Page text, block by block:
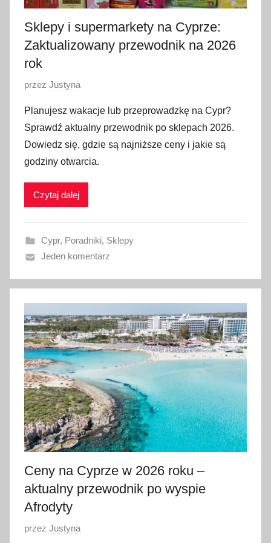
6
Sklepy i supermarkety na Cyprze:
Zaktualizowany przewodnik na 2026
rok
O
u
b
l
i
w
n
o
9
l
u
t
e
g
o
2
0
2
6
przez Justyna
Planujesz wakacje lub przeprowadzkę na Cypr?
Sprawdź aktualny przewodnik po sklepach 2026.
Dowiedz się, gdzie są najniższe ceny i jakie są
godziny otwarcia.
Czytaj dalej
Cypr, Poradniki, Sklepy
Jeden komentarz
Ceny na Cyprze w 2026 roku –
aktualny przewodnik po wyspie
Afrodyty
O
przez Justyna